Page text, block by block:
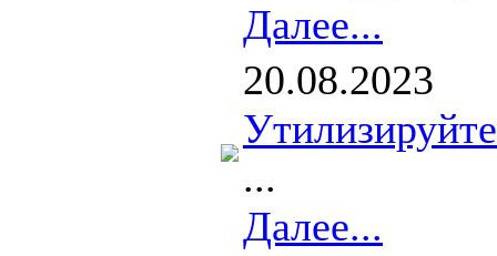
Далее...
20.08.2023
...
Далее...